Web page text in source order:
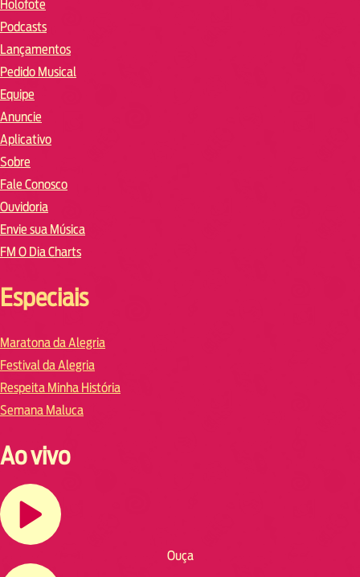
Holofote
Podcasts
Lançamentos
Pedido Musical
Equipe
Anuncie
Aplicativo
Sobre
Fale Conosco
Ouvidoria
Envie sua Música
FM O Dia Charts
Especiais
Maratona da Alegria
Festival da Alegria
Respeita Minha História
Semana Maluca
Ao vivo
Ouça